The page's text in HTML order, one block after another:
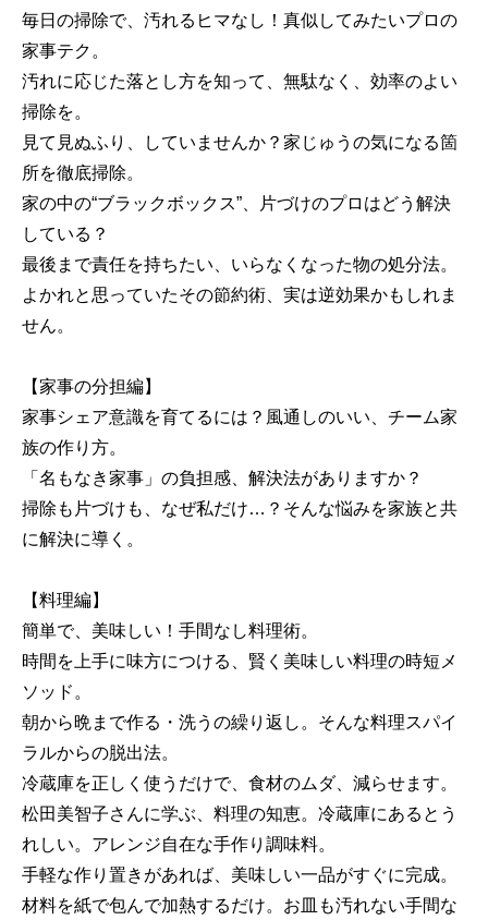
毎日の掃除で、汚れるヒマなし！真似してみたいプロの
家事テク。
汚れに応じた落とし方を知って、無駄なく、効率のよい
掃除を。
見て見ぬふり、していませんか？家じゅうの気になる箇
所を徹底掃除。
家の中の“ブラックボックス”、片づけのプロはどう解決
している？
最後まで責任を持ちたい、いらなくなった物の処分法。
よかれと思っていたその節約術、実は逆効果かもしれま
せん。
【家事の分担編】
家事シェア意識を育てるには？風通しのいい、チーム家
族の作り方。
「名もなき家事」の負担感、解決法がありますか？
掃除も片づけも、なぜ私だけ…？そんな悩みを家族と共
に解決に導く。
【料理編】
簡単で、美味しい！手間なし料理術。
時間を上手に味方につける、賢く美味しい料理の時短メ
ソッド。
朝から晩まで作る・洗うの繰り返し。そんな料理スパイ
ラルからの脱出法。
冷蔵庫を正しく使うだけで、食材のムダ、減らせます。
松田美智子さんに学ぶ、料理の知恵。冷蔵庫にあるとう
れしい。アレンジ自在な手作り調味料。
手軽な作り置きがあれば、美味しい一品がすぐに完成。
材料を紙で包んで加熱するだけ。お皿も汚れない手間な